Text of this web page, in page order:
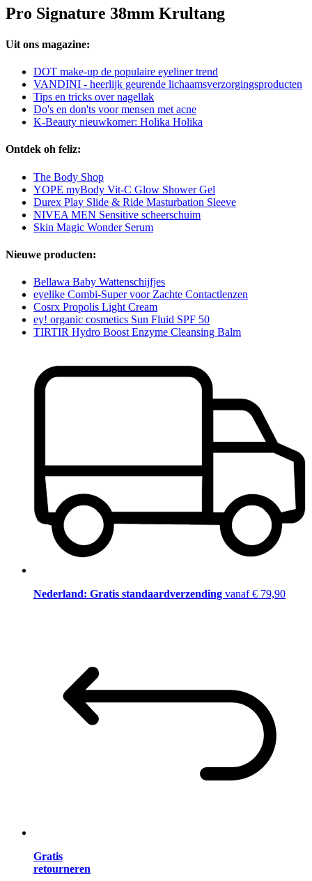
Pro Signature 38mm Krultang
Uit ons magazine:
DOT make-up de populaire eyeliner trend
VANDINI - heerlijk geurende lichaamsverzorgingsproducten
Tips en tricks over nagellak
Do's en don'ts voor mensen met acne
K-Beauty nieuwkomer: Holika Holika
Ontdek oh feliz:
The Body Shop
YOPE myBody Vit-C Glow Shower Gel
Durex Play Slide & Ride Masturbation Sleeve
NIVEA MEN Sensitive scheerschuim
Skin Magic Wonder Serum
Nieuwe producten:
Bellawa Baby Wattenschijfjes
eyelike Combi-Super voor Zachte Contactlenzen
Cosrx Propolis Light Cream
ey! organic cosmetics Sun Fluid SPF 50
TIRTIR Hydro Boost Enzyme Cleansing Balm
Nederland: Gratis standaardverzending vanaf € 79,90
Gratis
retourneren